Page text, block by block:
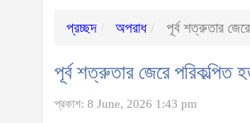
প্রচ্ছদ অপরাধ পূর্ব শত্রুতার জেরে
পূর্ব শত্রুতার জেরে পরিকল্পিত
প্রকাশ: 8 June, 2026 1:43 pm